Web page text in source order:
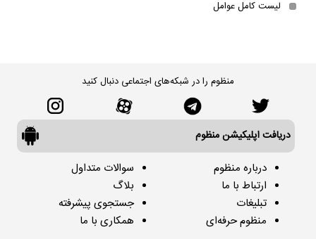
لیست کامل عوامل
منظوم را در شبکه‌های اجتماعی دنبال کنید
دریافت اپلیکیشن منظوم
درباره منظوم
ارتباط با ما
تبلیغات
منظوم حرفه‌ای
سوالات متداول
بلاگ
جستجوی پیشرفته
همکاری با ما